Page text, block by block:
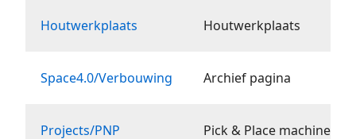
Houtwerkplaats Houtwerkplaats
Space4.0/Verbouwing Archief pagina
Projects/PNP Pick & Place machine